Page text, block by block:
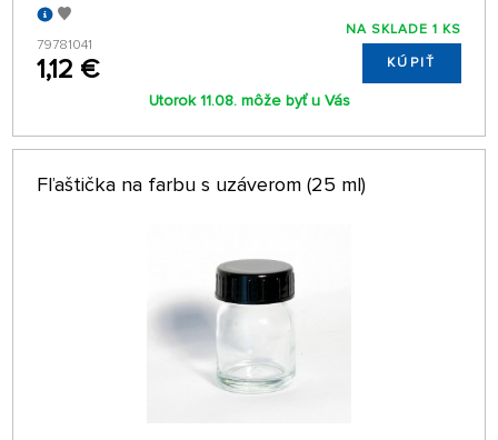
79781041
1,12 €
NA SKLADE 1 KS
KÚPIŤ
Utorok 11.08. môže byť u Vás
Fľaštička na farbu s uzáverom (25 ml)